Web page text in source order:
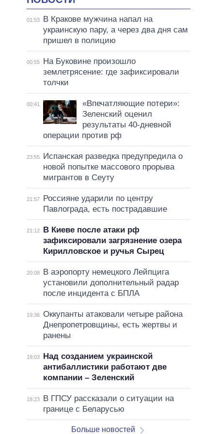
01:53
В Кракове мужчина напал на
украинскую пару, а через два дня сам
пришел в полицию
00:55
На Буковине произошло
землетрясение: где зафиксировали
толчки
00:41
«Впечатляющие потери»:
Зеленский оценил
результаты 40-дневной
операции против рф
23:55
Испанская разведка предупредила о
новой попытке массового прорыва
мигрантов в Сеуту
21:57
Россияне ударили по центру
Павлограда, есть пострадавшие
21:12
В Киеве после атаки рф
зафиксировали загрязнение озера
Кирилловское и ручья Сырец
20:08
В аэропорту немецкого Лейпцига
установили дополнительный радар
после инцидента с БПЛА
19:36 Оккупанты атаковали четыре района
Днепропетровщины, есть жертвы и
ранены
19:03
Над созданием украинской
антибаллистики работают две
компании – Зеленский
18:23
В ГПСУ рассказали о ситуации на
границе с Беларусью
Больше новостей